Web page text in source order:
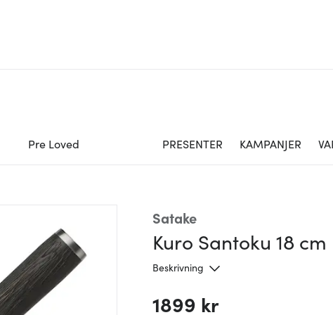
Pre Loved PRESENTER KAMPANJER
Satake
Kuro Santoku 18 cm
Beskrivning
1899 kr